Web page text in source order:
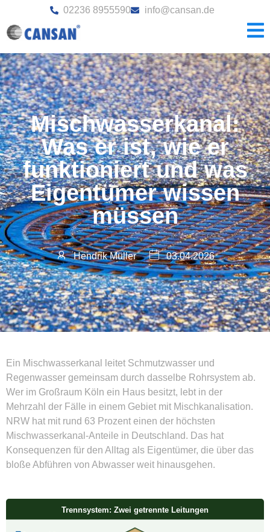
02236 8955590 info@cansan.de
Mischwasserkanal:
Was er ist, wie er
funktioniert und was
Eigentümer wissen
müssen
Hendrik Müller 03.04.2026
Ein Mischwasserkanal leitet Schmutzwasser und
Regenwasser gemeinsam durch dasselbe Rohrsystem ab.
Wer im Großraum Köln ein Haus besitzt, lebt in der
Mehrzahl der Fälle in einem Gebiet mit Mischkanalisation.
NRW hat mit rund 63 Prozent einen der höchsten
Mischwasserkanal-Anteile in Deutschland. Das hat
Konsequenzen für den Alltag als Eigentümer, die über das
bloße Abführen von Abwasser weit hinausgehen.